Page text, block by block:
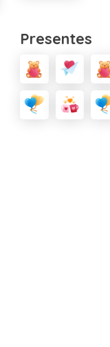
Presentes